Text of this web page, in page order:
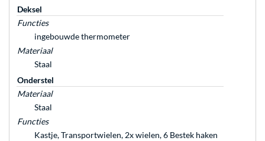
Deksel
Functies
ingebouwde thermometer
Materiaal
Staal
Onderstel
Materiaal
Staal
Functies
Kastje, Transportwielen, 2x wielen, 6 Bestek haken